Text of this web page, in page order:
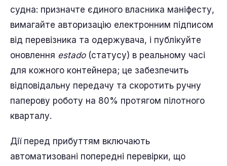
судна: призначте єдиного власника маніфесту,
вимагайте авторизацію електронним підписом
від перевізника та одержувача, і публікуйте
оновлення estado(статусу) в реальному часі
для кожного контейнера; це забезпечить
відповідальну передачу та скоротить ручну
паперову роботу на 80% протягом пілотного
кварталу.
Дії перед прибуттям включають
автоматизовані попередні перевірки, що